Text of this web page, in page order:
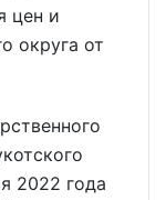
цен и
округа от
2022 года